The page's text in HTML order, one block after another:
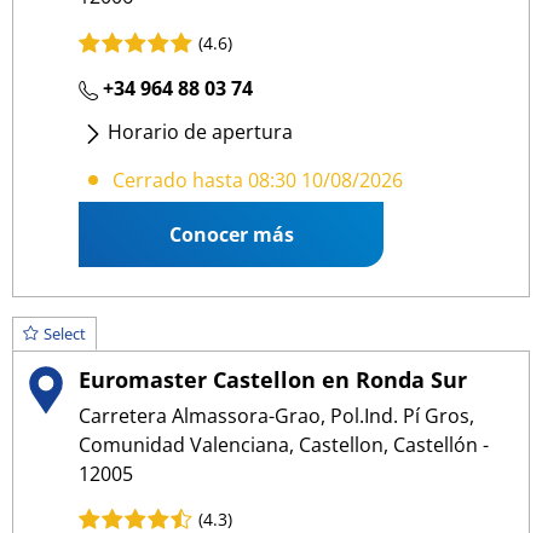
(4.6)
+34 964 88 03 74
Horario de apertura
Lunes- Viernes: 08:30 19:00
Cerrado hasta 08:30 10/08/2026
Conocer más
Select
Euromaster Castellon en Ronda Sur
Carretera Almassora-Grao, Pol.Ind. Pí Gros,
Comunidad Valenciana, Castellon, Castellón -
12005
(4.3)